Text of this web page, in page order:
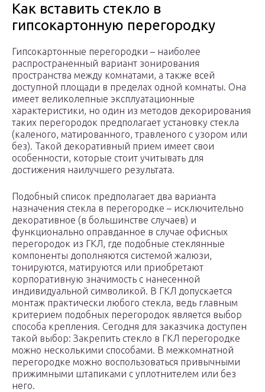
Как вставить стекло в
гипсокартонную перегородку
Гипсокартонные перегородки – наиболее
распространенный вариант зонирования
пространства между комнатами, а также всей
доступной площади в пределах одной комнаты. Она
имеет великолепные эксплуатационные
характеристики, но один из методов декорирования
таких перегородок предполагает установку стекла
(каленого, матированного, травленого с узором или
без). Такой декоративный прием имеет свои
особенности, которые стоит учитывать для
достижения наилучшего результата.
Подобный список предполагает два варианта
назначения стекла в перегородке – исключительно
декоративное (в большинстве случаев) и
функционально оправданное в случае офисных
перегородок из ГКЛ, где подобные стеклянные
компоненты дополняются системой жалюзи,
тонируются, матируются или приобретают
корпоративную значимость с нанесенной
индивидуальной символикой. В ГКЛ допускается
монтаж практически любого стекла, ведь главным
критерием подобных перегородок является выбор
способа крепления. Сегодня для заказчика доступен
такой выбор: Закрепить стекло в ГКЛ перегородке
можно несколькими способами. В межкомнатной
перегородке можно воспользоваться привычными
прижимными штапиками с уплотнителем или без
него.